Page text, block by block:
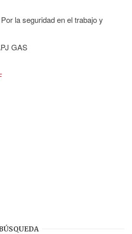
la seguridad en el trabajo y
GAS